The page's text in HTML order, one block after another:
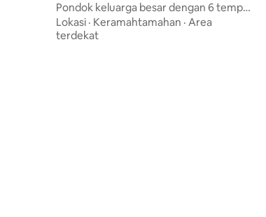
Pondok keluarga besar dengan 6 tempat
tidur
Lokasi · Keramahtamahan · Area
terdekat